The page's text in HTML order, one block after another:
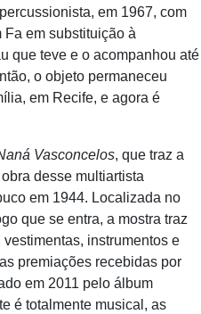
em 1967, com
em substituição à
que teve e o acompanhou até
o objeto permaneceu
em Recife, e agora é
Vasconcelos, que traz a
desse multiartista
em 1944. Localizada no
que se entra, a mostra traz
instrumentos e
premiações recebidas por
em 2011 pelo álbum
é totalmente musical, as